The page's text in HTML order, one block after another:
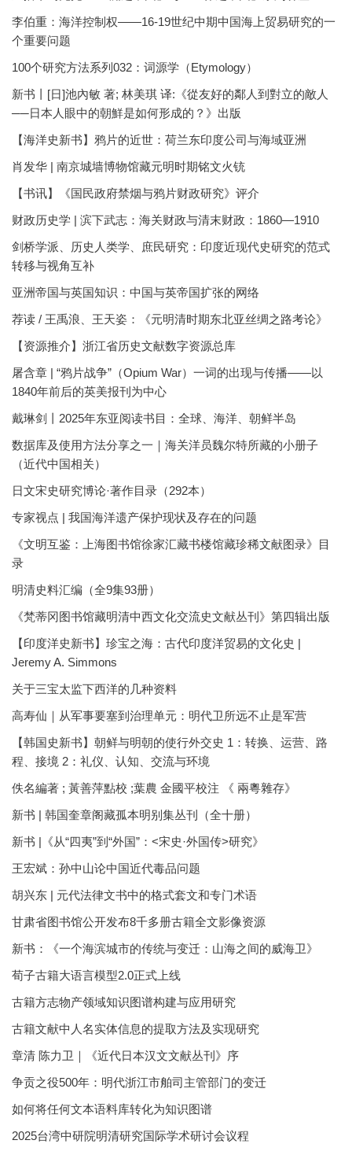
李伯重：海洋控制权——16-19世纪中期中国海上贸易研究的一
个重要问题
100个研究方法系列032：词源学（Etymology）
新书丨[日]池內敏 著; 林美琪 译:《從友好的鄰人到對立的敵人
──日本人眼中的朝鮮是如何形成的？》出版
【海洋史新书】鸦片的近世：荷兰东印度公司与海域亚洲
肖发华 | 南京城墙博物馆藏元明时期铭文火铳
【书讯】《国民政府禁烟与鸦片财政研究》评介
财政历史学 | 滨下武志：海关财政与清末财政：1860—1910
剑桥学派、历史人类学、庶民研究：印度近现代史研究的范式
转移与视角互补
亚洲帝国与英国知识：中国与英帝国扩张的网络
荐读 / 王禹浪、王天姿：《元明清时期东北亚丝绸之路考论》
【资源推介】浙江省历史文献数字资源总库
屠含章 | “鸦片战争”（Opium War）一词的出现与传播——以
1840年前后的英美报刊为中心
戴琳剑丨2025年东亚阅读书目：全球、海洋、朝鲜半岛
数据库及使用方法分享之一｜海关洋员魏尔特所藏的小册子
（近代中国相关）
日文宋史研究博论·著作目录（292本）
专家视点 | 我国海洋遗产保护现状及存在的问题
《文明互鉴：上海图书馆徐家汇藏书楼馆藏珍稀文献图录》目
录
明清史料汇编（全9集93册）
《梵蒂冈图书馆藏明清中西文化交流史文献丛刊》第四辑出版
【印度洋史新书】珍宝之海：古代印度洋贸易的文化史 |
Jeremy A. Simmons
关于三宝太监下西洋的几种资料
高寿仙｜从军事要塞到治理单元：明代卫所远不止是军营
【韩国史新书】朝鲜与明朝的使行外交史 1：转换、运营、路
程、接境 2：礼仪、认知、交流与环境
佚名編著 ; 黃善萍點校 ;葉農 金國平校注 《 兩粵雜存》
新书 | 韩国奎章阁藏孤本明别集丛刊（全十册）
新书 |《从“四夷”到“外国”：<宋史·外国传>研究》
王宏斌：孙中山论中国近代毒品问题
胡兴东 | 元代法律文书中的格式套文和专门术语
甘肃省图书馆公开发布8千多册古籍全文影像资源
新书：《一个海滨城市的传统与变迁：山海之间的威海卫》
荀子古籍大语言模型2.0正式上线
古籍方志物产领域知识图谱构建与应用研究
古籍文献中人名实体信息的提取方法及实现研究
章清 陈力卫｜《近代日本汉文文献丛刊》序
争贡之役500年：明代浙江市舶司主管部门的变迁
如何将任何文本语料库转化为知识图谱
2025台湾中研院明清研究国际学术研讨会议程